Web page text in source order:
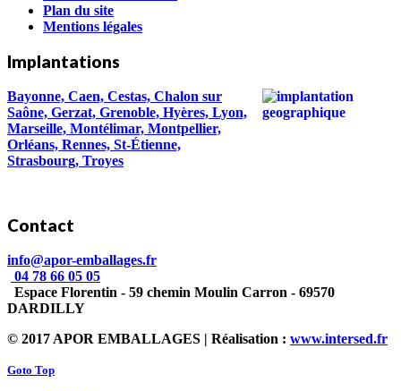
Plan du site
Mentions légales
Implantations
Bayonne, Caen, Cestas, Chalon sur
Saône, Gerzat, Grenoble, Hyères, Lyon,
Marseille, Montélimar, Montpellier,
Orléans, Rennes, St-Étienne,
Strasbourg, Troyes
Contact
info@apor-emballages.fr
04 78 66 05 05
Espace Florentin - 59 chemin Moulin Carron - 69570
DARDILLY
© 2017 APOR EMBALLAGES | Réalisation : www.intersed.fr
Goto Top